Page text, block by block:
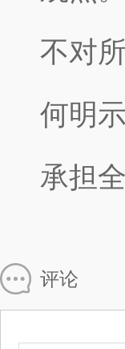
不对
何明
承担
评论